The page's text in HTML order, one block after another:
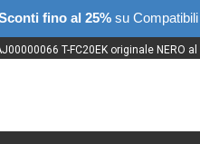
fino al 25% su
T-FC20EK originale NERO